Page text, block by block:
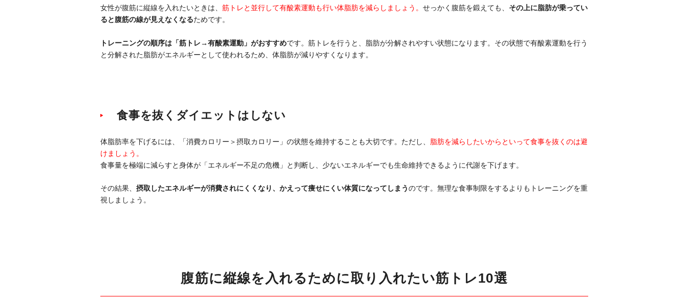
女性が腹筋に縦線を入れたいときは、 筋トレと並行して有酸素運動も行い体脂肪を減らしましょう。 せっかく腹筋を鍛えても、 その上に脂肪が乗ってい
ると腹筋の線が見えなくなるためです。
トレーニングの順序は「筋トレ→有酸素運動」がおすすめです。筋トレを行うと、脂肪が分解されやすい状態になります。その状態で有酸素運動を行う
と分解された脂肪がエネルギーとして使われるため、体脂肪が減りやすくなります。
食事を抜くダイエットはしない
体脂肪率を下げるには、「消費カロリー＞摂取カロリー」の状態を維持することも大切です。ただし、 脂肪を減らしたいからといって食事を抜くのは避
けましょう。
食事量を極端に減らすと身体が「エネルギー不足の危機」と判断し、少ないエネルギーでも生命維持できるように代謝を下げます。
その結果、 摂取したエネルギーが消費されにくくなり、かえって痩せにくい体質になってしまうのです。無理な食事制限をするよりもトレーニングを重
視しましょう。
腹筋に縦線を入れるために取り入れたい筋トレ10選